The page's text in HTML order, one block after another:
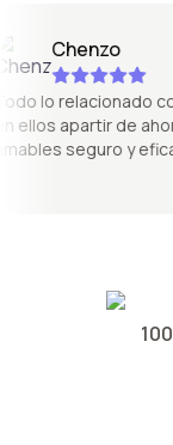
Chenzo
lo relacionado con
apartir de ahora
seguro y eficaz.